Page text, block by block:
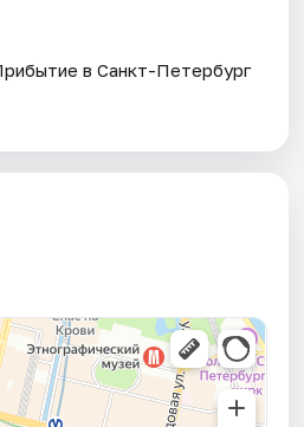
в Санкт-Петербург